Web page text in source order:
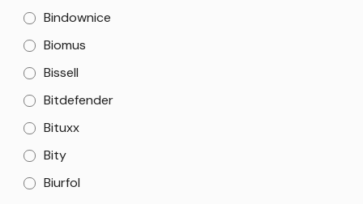
Bindownice
Biomus
Bissell
Bitdefender
Bituxx
Bity
Biurfol